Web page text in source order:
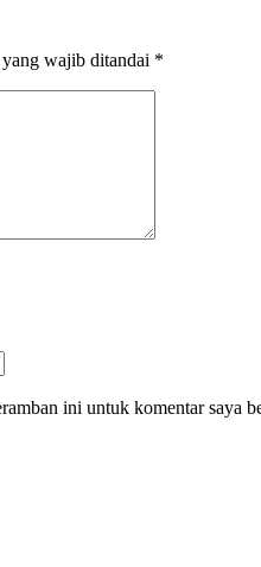
yang wajib ditandai *
ini untuk komentar saya